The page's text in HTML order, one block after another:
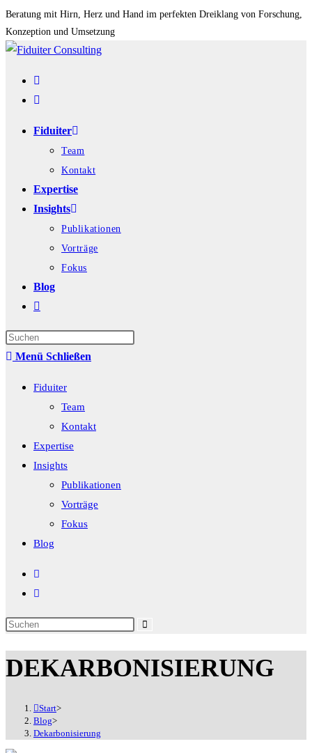
Zum
Inhalt
springen
Beratung mit Hirn, Herz und Hand im perfekten Dreiklang von Forschung,
Konzeption und Umsetzung
Fiduiter
Team
Kontakt
Expertise
Insights
Publikationen
Vorträge
Fokus
Blog
Website-
umschalten
Menü Schließen
Fiduiter
Team
Kontakt
Expertise
Insights
Publikationen
Vorträge
Fokus
Blog
Diese
durchsuchen
DEKARBONISIERUNG
Start>
Blog>
Dekarbonisierung